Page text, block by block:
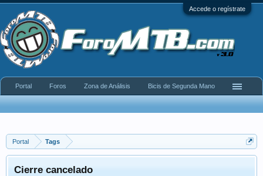
Accede o regístrate
Portal Tags
Cierre cancelado
Portal Foros Zona de Análisis Bicis de Segunda Mano